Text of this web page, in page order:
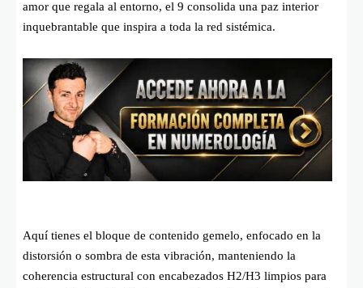
amor que regala al entorno, el 9 consolida una paz interior
inquebrantable que inspira a toda la red sistémica.
Aquí tienes el bloque de contenido gemelo, enfocado en la
distorsión o sombra de esta vibración, manteniendo la
coherencia estructural con encabezados H2/H3 limpios para